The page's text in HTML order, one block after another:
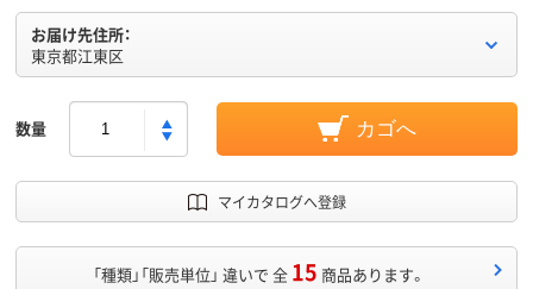
お届け先住所：
東京都江東区
数量 カゴへ
マイカタログへ登録
「種類」「販売単位」 違いで 全 15 商品あります。